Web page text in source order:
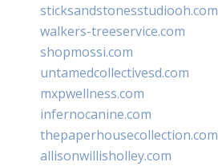
sticksandstonesstudiooh.com
walkers-treeservice.com
shopmossi.com
untamedcollectivesd.com
mxpwellness.com
infernocanine.com
thepaperhousecollection.com
allisonwillisholley.com